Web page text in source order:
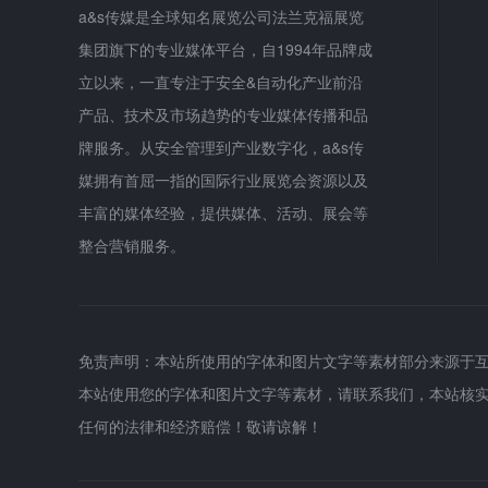
a&s传媒是全球知名展览公司法兰克福展览
集团旗下的专业媒体平台，自1994年品牌成
立以来，一直专注于安全&自动化产业前沿
产品、技术及市场趋势的专业媒体传播和品
牌服务。从安全管理到产业数字化，a&s传
媒拥有首屈一指的国际行业展览会资源以及
丰富的媒体经验，提供媒体、活动、展会等
整合营销服务。
免责声明：本站所使用的字体和图片文字等素材部分来源
本站使用您的字体和图片文字等素材，请联系我们，本站
任何的法律和经济赔偿！敬请谅解！